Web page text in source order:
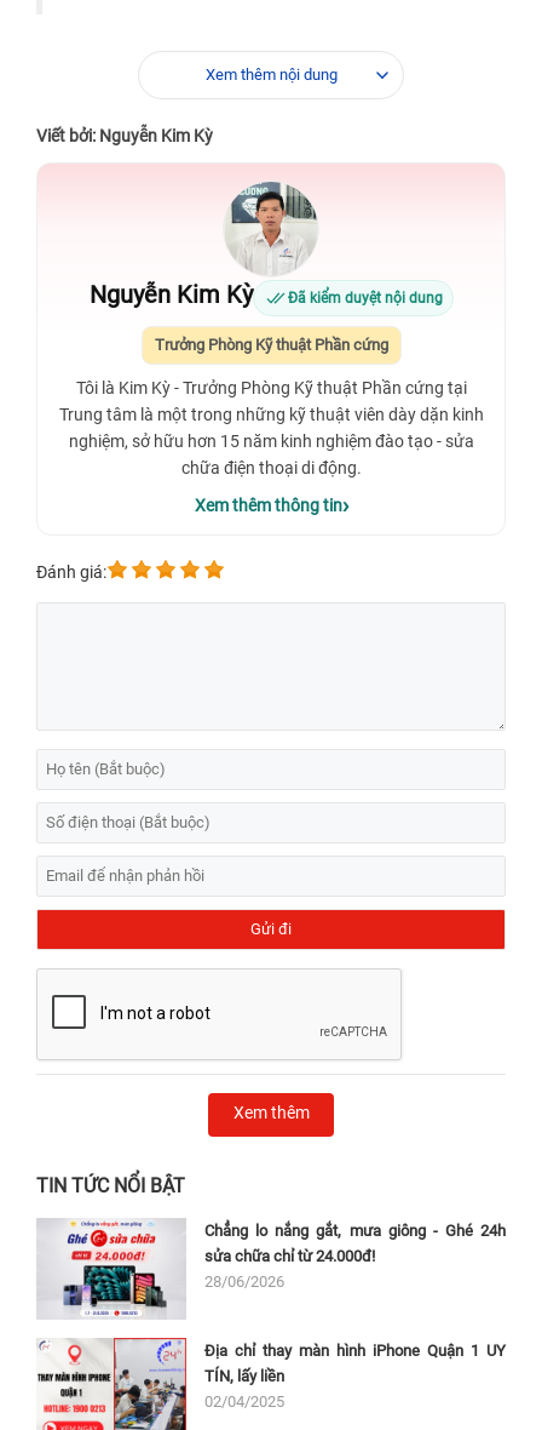
Xem thêm nội dung
Viết bởi: Nguyễn Kim Kỳ
Nguyễn Kim Kỳ Đã kiểm duyệt nội dung
Trưởng Phòng Kỹ thuật Phần cứng
Tôi là Kim Kỳ - Trưởng Phòng Kỹ thuật Phần cứng tại
Trung tâm là một trong những kỹ thuật viên dày dặn kinh
nghiệm, sở hữu hơn 15 năm kinh nghiệm đào tạo - sửa
chữa điện thoại di động.
Xem thêm thông tin
Đánh giá:
Xem thêm
TIN TỨC NỔI BẬT
Chẳng lo nắng gắt, mưa giông - Ghé 24h
sửa chữa chỉ từ 24.000đ!
28/06/2026
Địa chỉ thay màn hình iPhone Quận 1 UY
TÍN, lấy liền
02/04/2025